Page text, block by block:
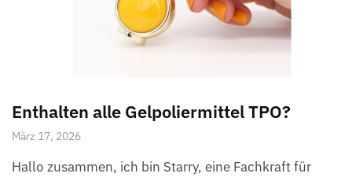
Enthalten alle Gelpoliermittel TPO?
März 17, 2026
Hallo zusammen, ich bin Starry, eine Fachkraft für